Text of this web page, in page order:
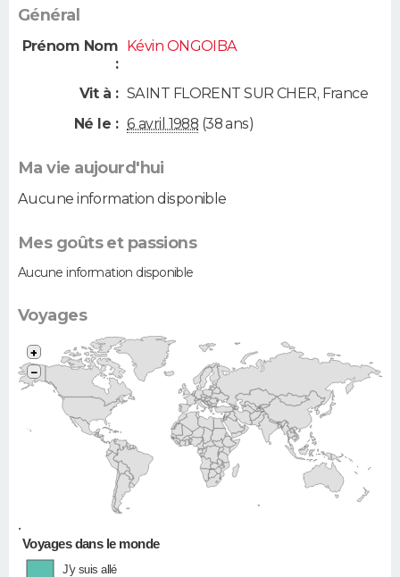
Général
Prénom Nom
:
Kévin ONGOIBA
Vit à : SAINT FLORENT SUR CHER, France
Né le : 6 avril 1988 (38 ans)
Ma vie aujourd'hui
Aucune information disponible
Mes goûts et passions
Aucune information disponible
Voyages
•
+
−
Voyages dans le monde
J'y suis allé